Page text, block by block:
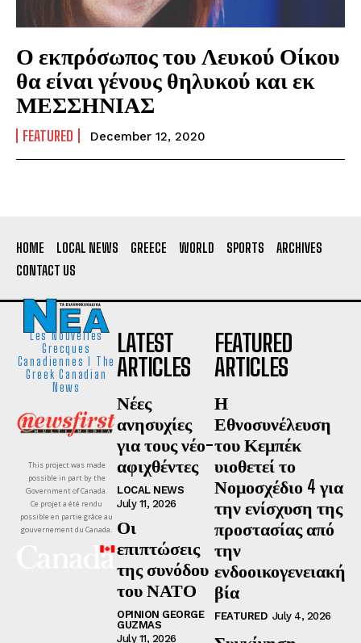
Ο εκπρόσωπος του Λευκού Οίκου
θα είναι γένους θηλυκού και εκ
ΜΕΣΣΗΝΙΑΣ
FEATURED December 12, 2020
HOME LOCAL NEWS GREECE WORLD SPORTS
ARCHIVES
CONTACT US
Les Nouvelles
Grecques
Canadiennes I The
Greek Canadian
News
This project was made
possible in part by the
Government of Canada.
Ce projet a été rendu
possible en partie grâce au
gouvernement du Canada.
LATEST
ARTICLES
Νέες
ανησυχίες
για τους νέο-
αφιχθέντες
LOCAL NEWS
July 11, 2026
Οι
επιπτώσεις
της συνόδου
του ΝΑΤΟ
OPINION GEORGE
GUZMAS
July 11, 2026
FEATURED
ARTICLES
Η
Εθνοσυνέλευση
του Κεμπέκ
υιοθετεί το
Νομοσχέδιο 4 για
την ενίσχυση της
προστασίας από
την
ενδοοικογενειακή
βία
FEATURED July 4, 2026